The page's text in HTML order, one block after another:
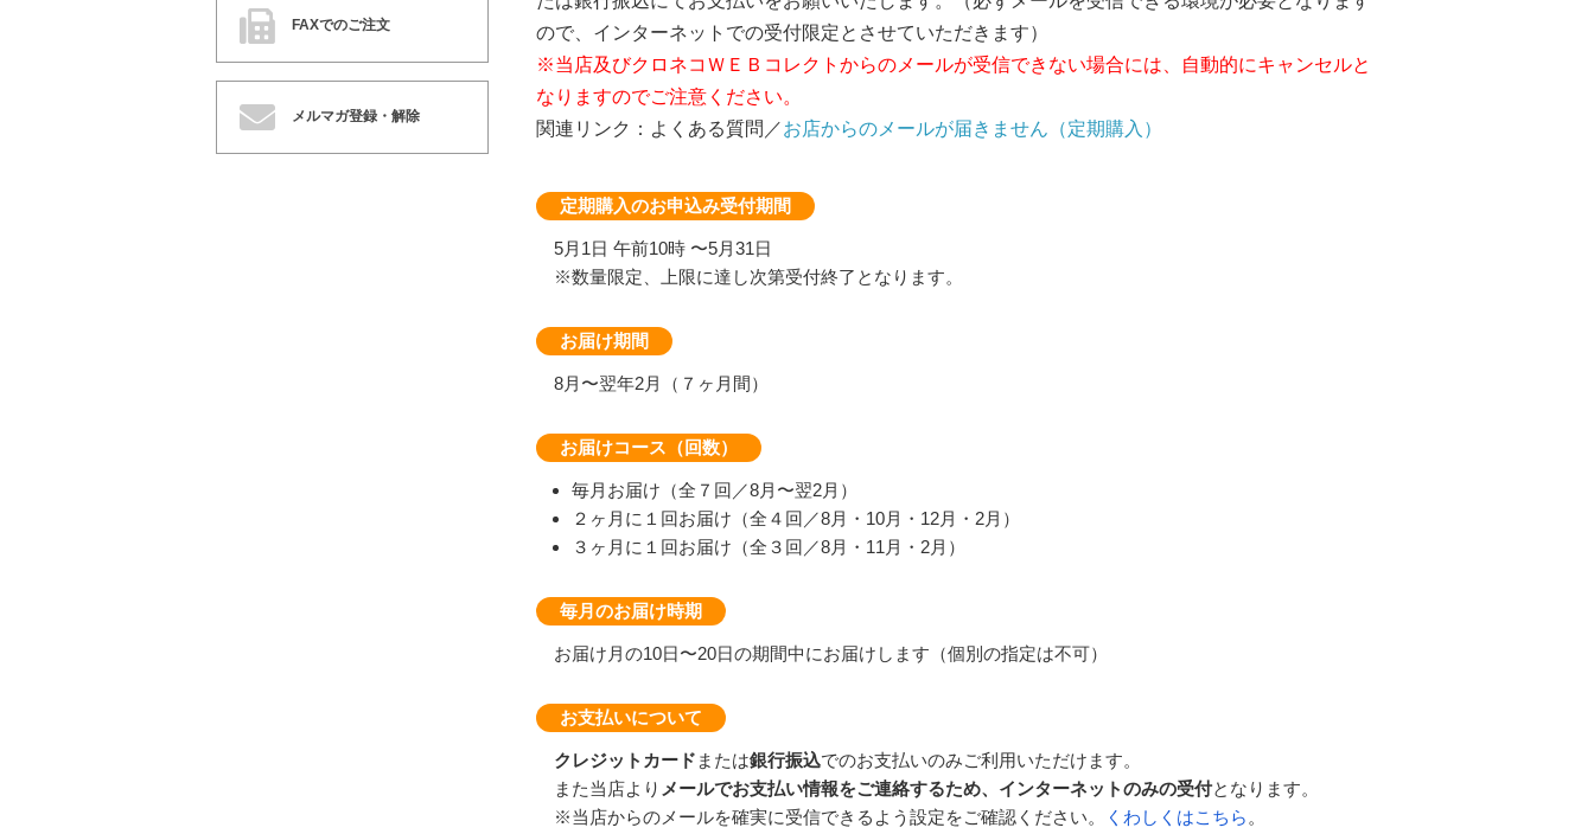
ので、インターネットでの受付限定とさせていただきます）
※当店及びクロネコＷＥＢコレクトからのメールが受信できない場合には、自動的にキャンセルと
なりますのでご注意ください。
関連リンク：よくある質問／お店からのメールが届きません（定期購入）
定期購入のお申込み受付期間
5月1日 午前10時 〜5月31日
※数量限定、上限に達し次第受付終了となります。
お届け期間
8月〜翌年2月（７ヶ月間）
お届けコース（回数）
毎月お届け（全７回／8月〜翌2月）
２ヶ月に１回お届け（全４回／8月・10月・12月・2月）
３ヶ月に１回お届け（全３回／8月・11月・2月）
毎月のお届け時期
お届け月の10日〜20日の期間中にお届けします（個別の指定は不可）
お支払いについて
クレジットカード または銀行振込でのお支払いのみご利用いただけます。
また当店より メールでお支払い情報をご連絡するため、インターネットのみの受付となります。
※当店からのメールを確実に受信できるよう設定をご確認ください。
くわしくはこちら 。
FAXでのご注文
メルマガ登録・解除